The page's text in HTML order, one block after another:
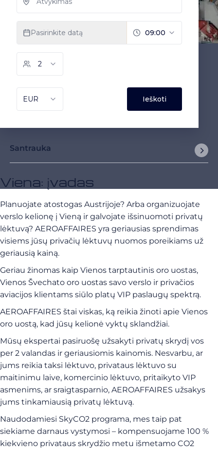
Santrauka
Viena: įvadas
Planuojate atostogas Austrijoje? Arba organizuojate
verslo kelionę į Vieną ir galvojate išsinuomoti privatų
lėktuvą? AEROAFFAIRES yra geriausias sprendimas
visiems jūsų privačių lėktuvų nuomos poreikiams už
geriausią kainą.
Geriau žinomas kaip Vienos tarptautinis oro uostas,
Vienos Švechato oro uostas savo verslo ir privačios
aviacijos klientams siūlo platų VIP paslaugų spektrą.
AEROAFFAIRES štai viskas, ką reikia žinoti apie Vienos
oro uostą, kad jūsų kelionė vyktų sklandžiai.
Mūsų ekspertai pasiruošę užsakyti privatų skrydį vos
per 2 valandas ir geriausiomis kainomis. Nesvarbu, ar
jums reikia taksi lėktuvo, privataus lėktuvo su
maitinimu laive, komercinio lėktuvo, pritaikyto VIP
asmenims, ar sraigtasparnio, AEROAFFAIRES užsakys
jums tinkamiausią privatų lėktuvą.
Naudodamiesi SkyCO2 programa, mes taip pat
siekiame darnaus vystymosi – kompensuojame 100 %
kiekvieno privataus skrydžio metu išmetamo CO2